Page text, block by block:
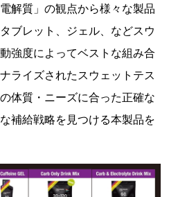
解質」の観点から様々な製品
ブレット、ジェル、などスウ
強度によってベストな組み合
ライズされたスウェットテス
体質・ニーズに合った正確な
補給戦略を見つける本製品を